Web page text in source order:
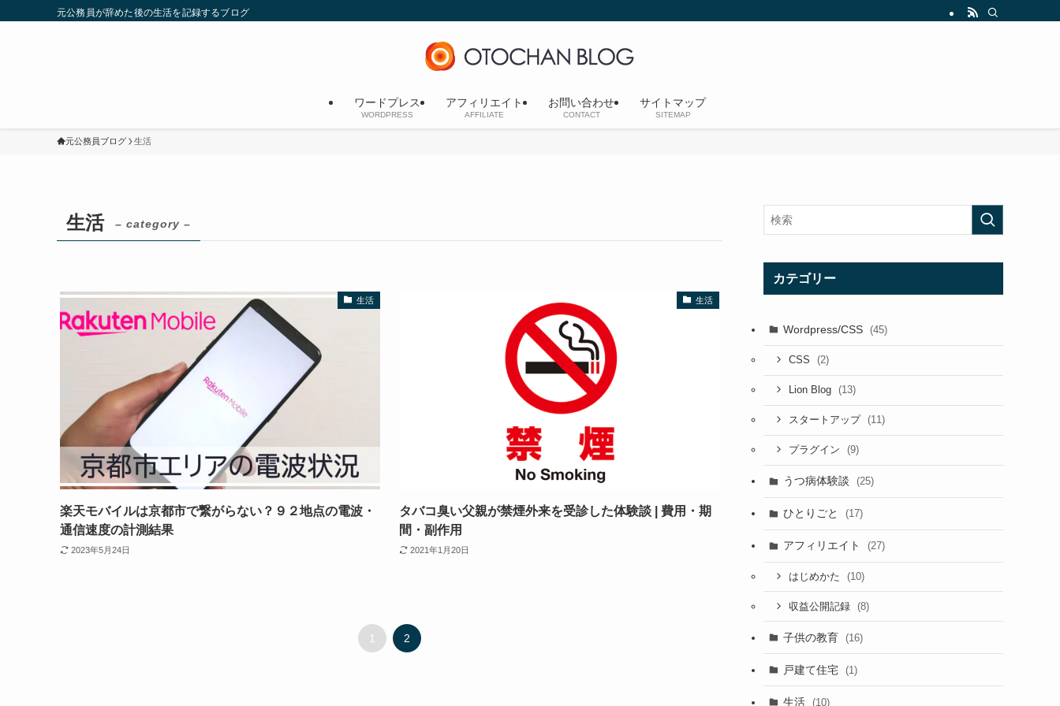
元公務員が辞めた後の生活を記録するブログ
ワードプレス
WORDPRESS
アフィリエイト
AFFILIATE
お問い合わせ
CONTACT
サイトマップ
SITEMAP
元公務員ブログ 生活
生活 – category –
生活
楽天モバイルは京都市で繋がらない？９２地点の電波・
通信速度の計測結果
2023年5月24日
生活
タバコ臭い父親が禁煙外来を受診した体験談 | 費用・期
間・副作用
2021年1月20日
1 2
カテゴリー
Wordpress/CSS (45)
CSS (2)
Lion Blog (13)
スタートアップ (11)
プラグイン (9)
うつ病体験談 (25)
ひとりごと (17)
アフィリエイト (27)
はじめかた (10)
収益公開記録 (8)
子供の教育 (16)
戸建て住宅 (1)
生活 (10)